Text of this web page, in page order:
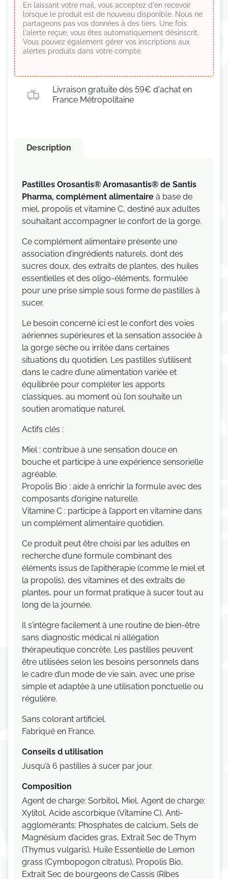
En laissant votre mail, vous acceptez d'en recevoir
lorsque le produit est de nouveau disponible. Nous ne
partageons pas vos données à des tiers. Une fois
l'alerte reçue, vous êtes automatiquement désinscrit.
Vous pouvez également gérer vos inscriptions aux
alertes produits dans votre compte.
Livraison gratuite dès 59€ d'achat en
France Métropolitaine
Description
Pastilles Orosantis® Aromasantis® de Santis
Pharma, complément alimentaireà base de
miel, propolis et vitamine C, destiné aux adultes
souhaitant accompagner le confort de la gorge.
Ce complément alimentaire présente une
association d’ingrédients naturels, dont des
sucres doux, des extraits de plantes, des huiles
essentielles et des oligo-éléments, formulée
pour une prise simple sous forme de pastilles à
sucer.
Le besoin concerné ici est le confort des voies
aériennes supérieures et la sensation associée à
la gorge sèche ou irritée dans certaines
situations du quotidien. Les pastilles s’utilisent
dans le cadre d’une alimentation variée et
équilibrée pour compléter les apports
classiques, au moment où l’on souhaite un
soutien aromatique naturel.
Actifs clés :
Miel : contribue à une sensation douce en
bouche et participe à une expérience sensorielle
agréable.
Propolis Bio : aide à enrichir la formule avec des
composants d’origine naturelle.
Vitamine C : participe à l’apport en vitamine dans
un complément alimentaire quotidien.
Ce produit peut être choisi par les adultes en
recherche d’une formule combinant des
éléments issus de l’apithérapie (comme le miel et
la propolis), des vitamines et des extraits de
plantes, pour un format pratique à sucer tout au
long de la journée.
Il s’intègre facilement à une routine de bien-être
sans diagnostic médical ni allégation
thérapeutique concrète. Les pastilles peuvent
être utilisées selon les besoins personnels dans
le cadre d’un mode de vie sain, avec une prise
simple et adaptée à une utilisation ponctuelle ou
régulière.
Sans colorant artificiel.
Fabriqué en France.
Conseils d utilisation
Jusqu’à 6 pastilles à sucer par jour.
Composition
Agent de charge: Sorbitol, Miel, Agent de charge:
Xylitol, Acide ascorbique (Vitamine C), Anti-
agglomérants: Phosphates de calcium, Sels de
Magnésium d’acides gras, Extrait Sec de Thym
(Thymus vulgaris), Huile Essentielle de Lemon
grass (Cymbopogon citratus), Propolis Bio,
Extrait Sec de bourgeons de Cassis (Ribes